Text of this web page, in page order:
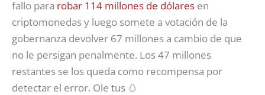
fallo para robar 114 millones de dólares en
criptomonedas y luego somete a votación de la
gobernanza devolver 67 millones a cambio de que
no le persigan penalmente. Los 47 millones
restantes se los queda como recompensa por
detectar el error. Ole tus 🥚